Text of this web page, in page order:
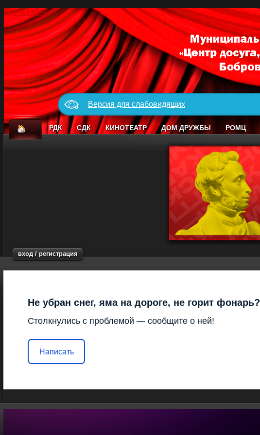
Карта сайта
Версия для слабовидящих
РДК СДК КИНОТЕАТР ДОМ ДРУЖБЫ РОМЦ
вход / регистрация
Не убран снег, яма на дороге, не горит фонарь?
Столкнулись с проблемой — сообщите о ней!
Написать